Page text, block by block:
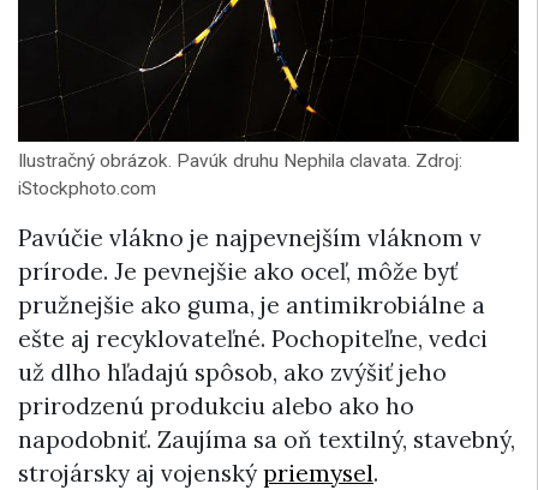
Ilustračný obrázok. Pavúk druhu Nephila clavata. Zdroj:
iStockphoto.com
Pavúčie vlákno je najpevnejším vláknom v
prírode. Je pevnejšie ako oceľ, môže byť
pružnejšie ako guma, je antimikrobiálne a
ešte aj recyklovateľné. Pochopiteľne, vedci
už dlho hľadajú spôsob, ako zvýšiť jeho
prirodzenú produkciu alebo ako ho
napodobniť. Zaujíma sa oň textilný, stavebný,
strojársky aj vojenskýpriemysel.